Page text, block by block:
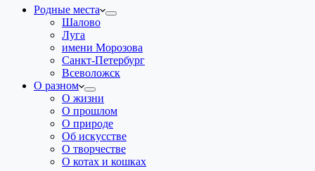
Родные места
Шалово
Луга
имени Морозова
Санкт-Петербург
Всеволожск
О разном
О жизни
О прошлом
О природе
Об искусстве
О творчестве
О котах и кошках